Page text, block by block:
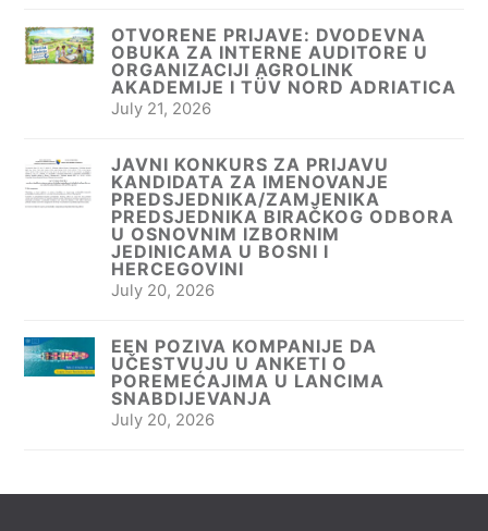
OTVORENE PRIJAVE: DVODEVNA
OBUKA ZA INTERNE AUDITORE U
ORGANIZACIJI AGROLINK
AKADEMIJE I TÜV NORD ADRIATICA
July 21, 2026
JAVNI KONKURS ZA PRIJAVU
KANDIDATA ZA IMENOVANJE
PREDSJEDNIKA/ZAMJENIKA
PREDSJEDNIKA BIRAČKOG ODBORA
U OSNOVNIM IZBORNIM
JEDINICAMA U BOSNI I
HERCEGOVINI
July 20, 2026
EEN POZIVA KOMPANIJE DA
UČESTVUJU U ANKETI O
POREMEĆAJIMA U LANCIMA
SNABDIJEVANJA
July 20, 2026